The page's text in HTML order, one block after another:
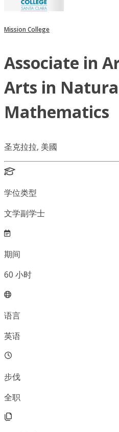
Mission College
Associate in
Arts in
Mathematics
圣克拉拉, 美國
学位类型
文学副学士
期间
60 小时
语言
英语
步伐
全职